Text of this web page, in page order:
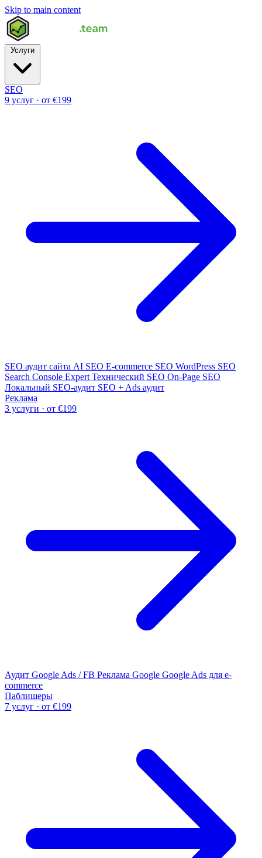
Skip to main content
SEO
9 услуг · от €199
SEO аудит сайта AI SEO E-commerce SEO WordPress SEO
Search Console Expert Технический SEO On-Page SEO
Локальный SEO-аудит SEO + Ads аудит
Реклама
3 услуги · от €199
Аудит Google Ads / FB Реклама Google Google Ads для e-
commerce
Паблишеры
7 услуг · от €199